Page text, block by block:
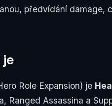
předvídání damage,
Role Expansion) je
Ranged Assassina a